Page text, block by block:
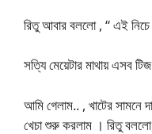
রিতু আবার বললো , “ এই নিচে
সত্যি মেয়েটার মাথায় এসব
আমি গেলাম.. , খাটের সামনে
খেচা শুরু করলাম । রিতু